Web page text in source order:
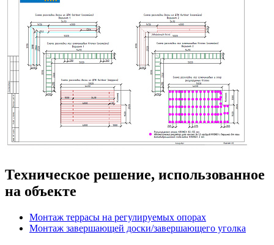
Техническое решение, использованное
на объекте
Монтаж террасы на регулируемых опорах
Монтаж завершающей доски/завершающего уголка